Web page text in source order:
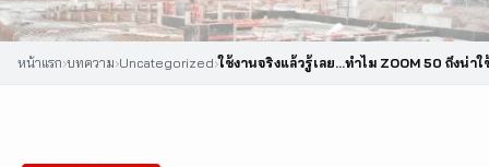
หน้าแรก›บทความ›Uncategorized›ใช้งานจริงแล้วรู้เลย…ทำไม ZOOM 50 ถึงน่าใ